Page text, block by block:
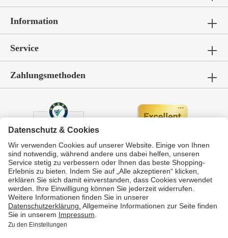
Information
Service
Zahlungsmethoden
Durchschnittliche Bewertung von GarWoh – Gartenmöbel & Wohnen
mit336Bewertungen
|
Bewertungsgrundlage des Anbieters: 4 Verkaufs- und 4 Bewertungsplattformen